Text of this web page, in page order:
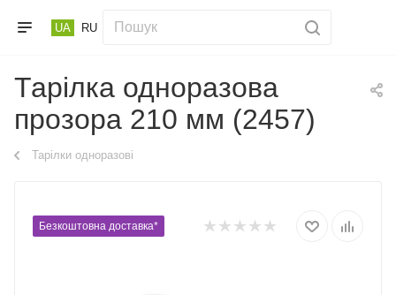
UA RU
Тарілка одноразова
прозора 210 мм (2457)
Тарілки одноразові
Безкоштовна доставка*